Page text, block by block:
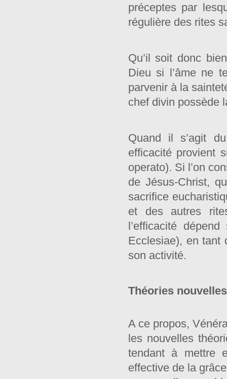
préceptes par
régulière des rites
Qu’il soit donc
Dieu si l’âme ne
parvenir à la
chef divin possède
Quand il s’agit
efficacité provient
operato). Si l’on
de Jésus-Christ,
sacrifice
et des autres
l’efficacité
Ecclesiae), en tant
son activité.
Théories
A ce propos,
les nouvelles
tendant à mettre
effective de la